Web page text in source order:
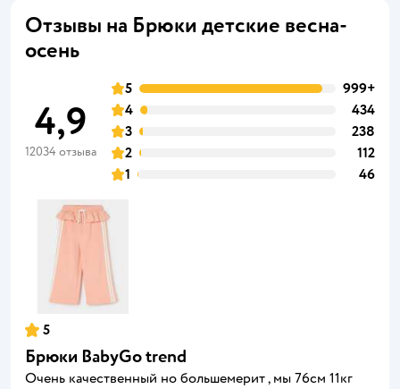
Отзывы на Брюки детские весна-
осень
4,9
12034 отзыва
5
999+
4
434
3
238
2
112
1
46
5
Брюки BabyGo trend
Очень качественный но большемерит , мы 76см 11кг